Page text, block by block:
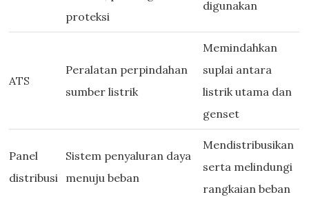
proteksi
digunakan
ATS
Peralatan perpindahan
sumber listrik
Memindahkan
suplai antara
listrik utama dan
genset
Panel
distribusi
Sistem penyaluran daya
menuju beban
Mendistribusikan
serta melindungi
rangkaian beban